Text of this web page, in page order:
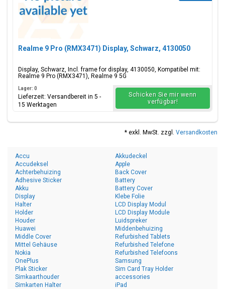
Realme 9 Pro (RMX3471) Display, Schwarz, 4130050
Display, Schwarz, Incl. frame for display, 4130050, Kompatibel mit:
Realme 9 Pro (RMX3471), Realme 9 5G
Lager: 0
Lieferzeit: Versandbereit in 5 -
15 Werktagen
Schicken Sie mir wenn
verfügbar!
* exkl. MwSt. zzgl. Versandkosten
Accu
Accudeksel
Achterbehuizing
Adhesive Sticker
Akku
Akkudeckel
Apple
Back Cover
Battery
Battery Cover
Display
Halter
Holder
Houder
Huawei
Klebe Folie
LCD Display Modul
LCD Display Module
Luidspreker
Middenbehuizing
Middle Cover
Mittel Gehäuse
Nokia
OnePlus
Plak Sticker
Refurbished Tablets
Refurbished Telefone
Refurbished Telefoons
Samsung
Sim Card Tray Holder
Simkaarthouder
Simkarten Halter
accessories
iPad